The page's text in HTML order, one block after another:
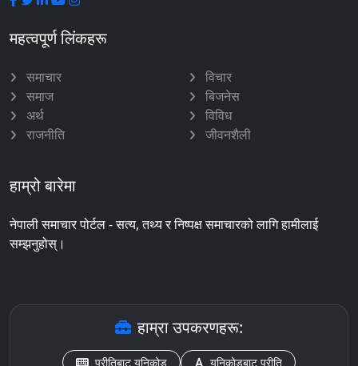
महत्वपूर्ण लिंकहरू
समाचार
समाज
अर्थ
राजनीति
विचार
बिजनेस
विविध
जीवनशैली
हाम्रो बारेमा
नेपाली समाचार पोर्टल - सत्य, तथ्य र निष्पक्ष समाचारको लागि हामीलाई
सम्झनुहोस्।
हाम्रा उपकरणहरू:
प्रीतिबाट युनिकोड युनिकोडबाट प्रीति